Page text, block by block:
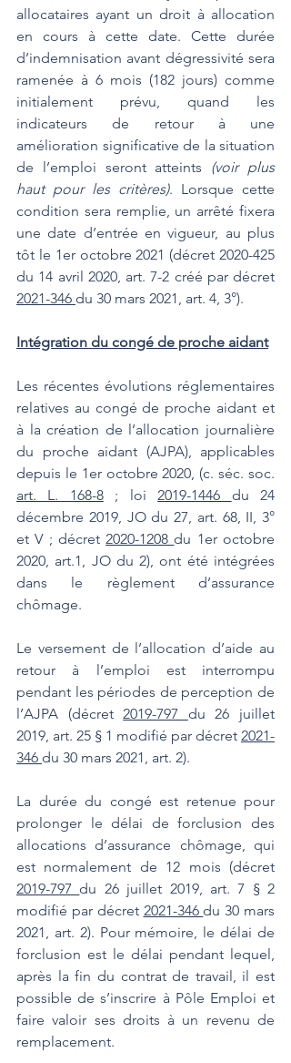
allocataires ayant un droit à allocation
en cours à cette date. Cette durée
d’indemnisation avant dégressivité sera
ramenée à 6 mois (182 jours) comme
initialement prévu, quand les
indicateurs de retour à une
amélioration significative de la situation
de l’emploi seront atteints (voir plus
haut pour les critères). Lorsque cette
condition sera remplie, un arrêté fixera
une date d’entrée en vigueur, au plus
tôt le 1er octobre 2021 (décret 2020-425
2021-346 du 30 mars 2021, art. 4, 3°).
Intégration du congé de proche aidant
Les récentes évolutions réglementaires
relatives au congé de proche aidant et
à la création de l’allocation journalière
du proche aidant (AJPA), applicables
art. L. 168-8 ; loi 2019-1446 du 24
décembre 2019, JO du 27, art. 68, II, 3°
et V ; décret 2020-1208 du 1er octobre
2020, art.1, JO du 2), ont été intégrées
dans le règlement d’assurance
chômage.
Le versement de l’allocation d’aide au
retour à l’emploi est interrompu
pendant les périodes de perception de
l’AJPA (décret 2019-797 du 26 juillet
2019, art. 25 § 1 modifié par décret 2021-
346 du 30 mars 2021, art. 2).
La durée du congé est retenue pour
prolonger le délai de forclusion des
allocations d’assurance chômage, qui
2019-797 du 26 juillet 2019, art. 7 § 2
modifié par décret 2021-346 du 30 mars
2021, art. 2). Pour mémoire, le délai de
forclusion est le délai pendant lequel,
après la fin du contrat de travail, il est
possible de s’inscrire à Pôle Emploi et
faire valoir ses droits à un revenu de
remplacement.